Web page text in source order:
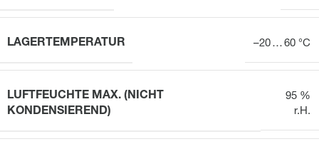
LAGERTEMPERATUR –20 … 60 °C
LUFTFEUCHTE MAX. (NICHT
KONDENSIEREND)
95 %
r.H.